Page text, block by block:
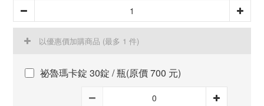
以優惠價加購商品 (最多 1 件)
祕魯瑪卡錠 30錠 / 瓶(原價 700 元)